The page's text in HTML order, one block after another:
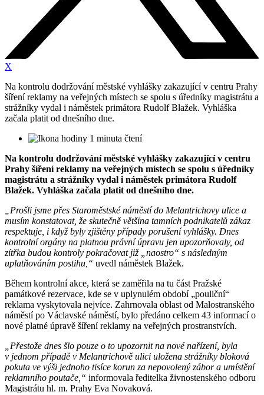
X
Na kontrolu dodržování městské vyhlášky zakazující v centru Prahy
šíření reklamy na veřejných místech se spolu s úředníky magistrátu a
strážníky vydal i náměstek primátora Rudolf Blažek. Vyhláška
začala platit od dnešního dne.
1 minuta čtení
Na kontrolu dodržování městské vyhlášky zakazující v centru
Prahy šíření reklamy na veřejných místech se spolu s úředníky
magistrátu a strážníky vydal i náměstek primátora Rudolf
Blažek. Vyhláška začala platit od dnešního dne.
„Prošli jsme přes Staroměstské náměstí do Melantrichovy ulice a
musím konstatovat, že skutečně většina tamních podnikatelů zákaz
respektuje, i když byly zjištěny případy porušení vyhlášky. Dnes
kontrolní orgány na platnou právní úpravu jen upozorňovaly, od
zítřka budou kontroly pokračovat již „naostro“ s následným
uplatňováním postihu,“ uvedl náměstek Blažek.
Během kontrolní akce, která se zaměřila na tu část Pražské
památkové rezervace, kde se v uplynulém období „pouliční“
reklama vyskytovala nejvíce. Zahrnovala oblast od Malostranského
náměstí po Václavské náměstí, bylo předáno celkem 43 informací o
nové platné úpravě šíření reklamy na veřejných prostranstvích.
„Přestože dnes šlo pouze o to upozornit na nové nařízení, byla
v jednom případě v Melantrichově ulici uložena strážníky bloková
pokuta ve výši jednoho tisíce korun za nepovolený zábor a umístění
reklamního poutače,“ informovala ředitelka živnostenského odboru
Magistrátu hl. m. Prahy Eva Novaková.